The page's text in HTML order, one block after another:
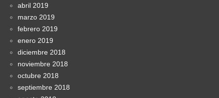
abril 2019
marzo 2019
febrero 2019
enero 2019
diciembre 2018
noviembre 2018
octubre 2018
septiembre 2018